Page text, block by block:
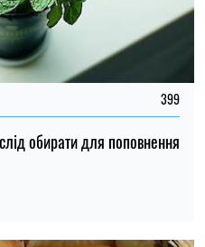
399
обирати для поповнення